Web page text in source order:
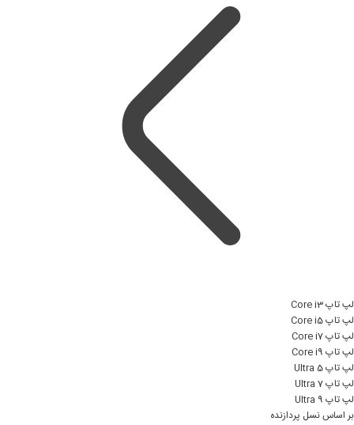
لپ تاپ Core i3
لپ تاپ Core i5
لپ تاپ Core i7
لپ تاپ Core i9
لپ تاپ Ultra 5
لپ تاپ Ultra 7
لپ تاپ Ultra 9
بر اساس نسل پردازنده